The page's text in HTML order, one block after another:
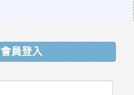
會員登入